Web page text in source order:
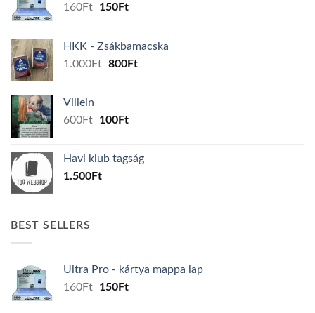
160Ft
Original
160Ft.
150FtCurrent
150Ft.
HKK - Zsákbamacska
1.000Ft Original
800FtCurrent
Villein
600Ft
Original
600Ft.
100FtCurrent
100Ft.
Havi klub tagság
1.500Ft
BEST SELLERS
Ultra Pro - kártya mappa lap
160Ft
Original
150FtCurrent